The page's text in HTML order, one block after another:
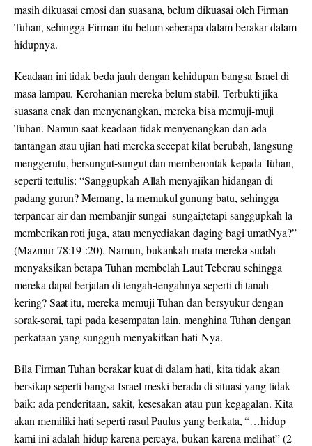
masih dikuasai emosi dan suasana, belum dikuasai oleh Firman
Tuhan, sehingga Firman itu belum seberapa dalam berakar dalam
hidupnya.
Keadaan ini tidak beda jauh dengan kehidupan bangsa Israel di
masa lampau. Kerohanian mereka belum stabil. Terbukti jika
suasana enak dan menyenangkan, mereka bisa memuji-muji
Tuhan. Namun saat keadaan tidak menyenangkan dan ada
tantangan atau ujian hati mereka secepat kilat berubah, langsung
menggerutu, bersungut-sungut dan memberontak kepada Tuhan,
seperti tertulis:“Sanggupkah Allahmenyajikan hidangan di
padang gurun? Memang, la memukul gunungbatu, sehingga
terpancar air danmembanjir sungai–sungai;tetapi sanggupkahla
memberikanroti juga, atau menyediakan daging bagi umatNya?”
(Mazmur78:19-:20). Namun, bukankah mata mereka sudah
menyaksikan betapa Tuhan membelah Laut Teberau sehingga
mereka dapat berjalan di tengah-tengahnya seperti di tanah
kering? Saat itu, mereka memuji Tuhan dan bersyukur dengan
sorak-sorai, tapi pada kesempatan lain, menghina Tuhan dengan
perkataan yang sungguh menyakitkan hati-Nya.
Bila Firman Tuhan berakar kuat di dalam hati, kita tidak akan
bersikap seperti bangsa Israel meski berada di situasi yang tidak
baik: ada penderitaan, sakit, kesesakan atau pun kegagalan. Kita
akan memiliki hati seperti rasul Paulus yang berkata, “…hidup
kami ini adalah hidup karena percaya, bukan karena melihat” (2